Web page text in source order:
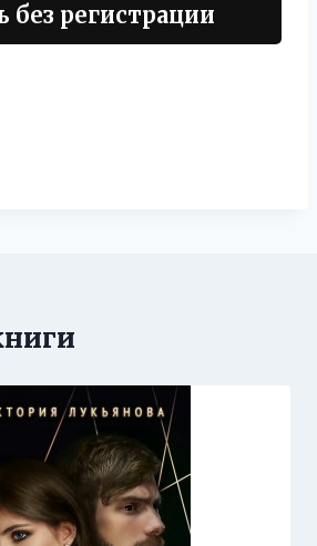
без регистрации